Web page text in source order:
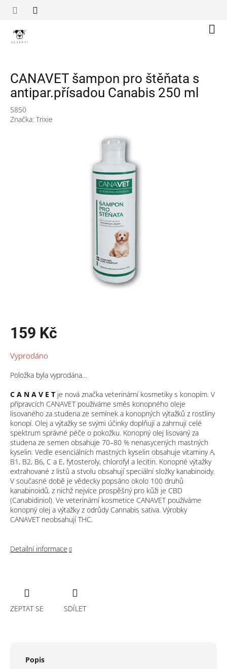
CANAVET šampon pro štěňata s
antipar.přísadou Canabis 250 ml
5850
Značka: Trixie
159 Kč
cena:
Vyprodáno
Položka byla vyprodána…
C A N A V E T je nová značka veterinární kosmetiky s konopím. V
přípravcích CANAVET používáme směs konopného oleje
lisovaného za studena ze semínek a konopných výtažků z rostliny
konopí. Olej a výtažky se svými účinky doplňují a zahrnují celé
spektrum správné péče o pokožku. Konopný olej lisovaný za
studena ze semen obsahuje 70–⁠80 % nenasycených mastných
kyselin. Vedle esenciálních mastných kyselin obsahuje vitaminy A,
B1, B2, B6, C a E, fytosteroly, chlorofyl a lecitin. Konopné výtažky
extrahované z listů a stvolu obsahují speciální složky kanabinoidy.
V současné době je vědecky popsáno okolo 100 druhů
kanabinoidů, z nichž nejvíce prospěšný pro kůži je CBD
(Canabidiniol). Ve veterinární kosmetice CANAVET používáme
konopný olej a výtažky z odrůdy Cannabis sativa. Výrobky
CANAVET neobsahují THC.
Detailní informace
ZEPTAT SE SDÍLET
Popis